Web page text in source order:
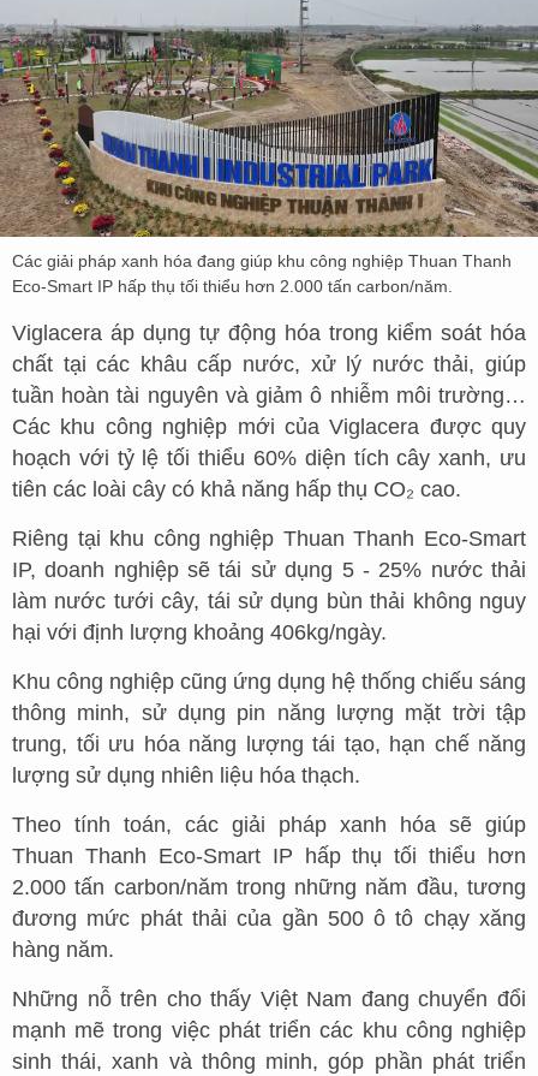
Các giải pháp xanh hóa đang giúp khu công nghiệp Thuan Thanh
Eco-Smart IP hấp thụ tối thiểu hơn 2.000 tấn carbon/năm.
Viglacera áp dụng tự động hóa trong kiểm soát hóa
chất tại các khâu cấp nước, xử lý nước thải, giúp
tuần hoàn tài nguyên và giảm ô nhiễm môi trường…
Các khu công nghiệp mới của Viglacera được quy
hoạch với tỷ lệ tối thiểu 60% diện tích cây xanh, ưu
tiên các loài cây có khả năng hấp thụ CO₂ cao.
Riêng tại khu công nghiệp Thuan Thanh Eco-Smart
IP, doanh nghiệp sẽ tái sử dụng 5 - 25% nước thải
làm nước tưới cây, tái sử dụng bùn thải không nguy
hại với định lượng khoảng 406kg/ngày.
Khu công nghiệp cũng ứng dụng hệ thống chiếu sáng
thông minh, sử dụng pin năng lượng mặt trời tập
trung, tối ưu hóa năng lượng tái tạo, hạn chế năng
lượng sử dụng nhiên liệu hóa thạch.
Theo tính toán, các giải pháp xanh hóa sẽ giúp
Thuan Thanh Eco-Smart IP hấp thụ tối thiểu hơn
2.000 tấn carbon/năm trong những năm đầu, tương
đương mức phát thải của gần 500 ô tô chạy xăng
hàng năm.
Những nỗ trên cho thấy Việt Nam đang chuyển đổi
mạnh mẽ trong việc phát triển các khu công nghiệp
sinh thái, xanh và thông minh, góp phần phát triển